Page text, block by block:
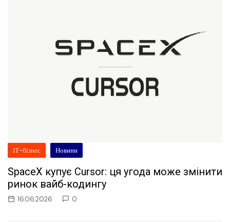
ІТ-бізнес Новини
SpaceX купує Cursor: ця угода може змінити
ринок вайб-кодингу
16.06.2026 0